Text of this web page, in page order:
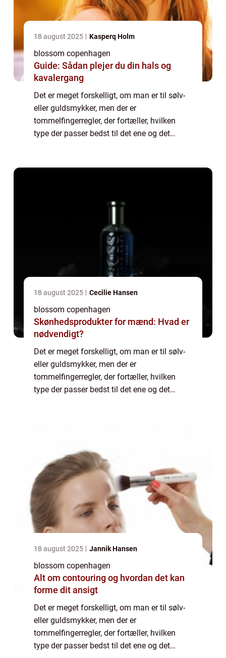
18 august 2025 Kasperq Holm
blossom copenhagen
Guide: Sådan plejer du din hals og
kavalergang
Det er meget forskelligt, om man er til sølv-
eller guldsmykker, men der er
tommelfingerregler, der fortæller, hvilken
type der passer bedst til det ene og det
18 august 2025 Cecilie Hansen
blossom copenhagen
Skønhedsprodukter for mænd: Hvad er
nødvendigt?
Det er meget forskelligt, om man er til sølv-
eller guldsmykker, men der er
tommelfingerregler, der fortæller, hvilken
type der passer bedst til det ene og det
18 august 2025 Jannik Hansen
blossom copenhagen
Alt om contouring og hvordan det kan
forme dit ansigt
Det er meget forskelligt, om man er til sølv-
eller guldsmykker, men der er
tommelfingerregler, der fortæller, hvilken
type der passer bedst til det ene og det